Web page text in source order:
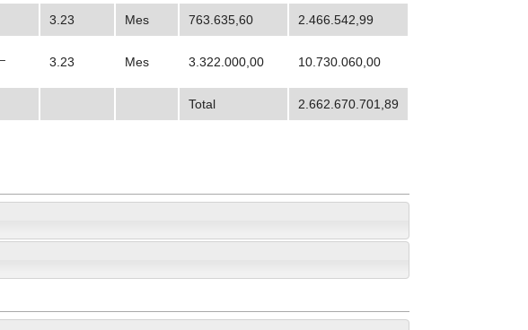
3.23 Mes 763.635,60 2.466.542,99
3.23 Mes 3.322.000,00 10.730.060,00
Total 2.662.670.701,89